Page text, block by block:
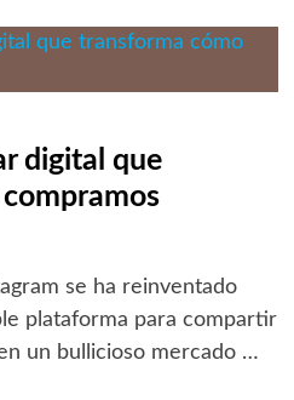
digital que
se ha reinventado
plataforma para compartir
un bullicioso mercado …